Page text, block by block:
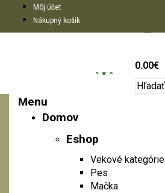
Môj účet
Nákupný košík
0.00€
Menu
Domov
Eshop
Vekové kategórie
Pes
Mačka